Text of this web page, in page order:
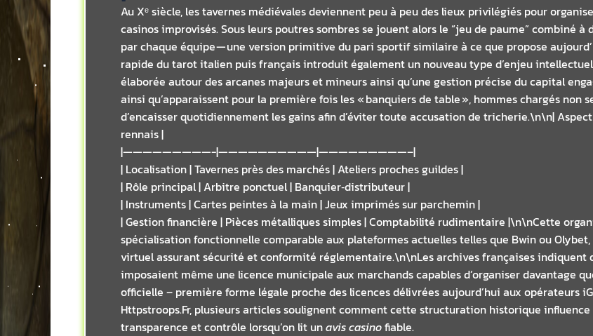
Au Xᵉ siècle, les tavernes médiévales deviennent peu à peu des lieux privilégiés pour
casinos improvisés. Sous leurs poutres sombres se jouent alors le “jeu de paume” combiné
par chaque équipe — une version primitive du pari sportif similaire à ce que propose
rapide du tarot italien puis français introduit également un nouveau type d’enjeu
élaborée autour des arcanes majeurs et mineurs ainsi qu’une gestion précise du capital
ainsi qu’apparaissent pour la première fois les « banquiers de table », hommes chargés non
d’encaisser quotidiennement les gains afin d’éviter toute accusation de tricherie.\n\n|
rennais |
|—————————-|——————————|—————————–|
| Localisation | Tavernes près des marchés | Ateliers proches guildes |
| Rôle principal | Arbitre ponctuel | Banquier‑distributeur |
| Instruments | Cartes peintes à la main | Jeux imprimés sur parchemin |
| Gestion financière | Pièces métalliques simples | Comptabilité rudimentaire |\n\nCette
spécialisation fonctionnelle comparable aux plateformes actuelles telles que Bwin ou
virtuel assurant sécurité et conformité réglementaire.\n\nLes archives françaises indiquent
imposaient même une licence municipale aux marchands capables d’organiser davantage
officielle – première forme légale proche des licences délivrées aujourd’hui aux opérateurs
Httpstroops.Fr, plusieurs articles soulignent comment cette structuration historique
transparence et contrôle lorsqu’on lit unavis casinofiable.